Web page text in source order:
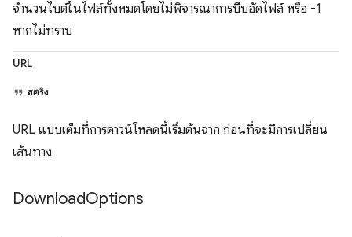
จำนวนไบต์ในไฟล์ทั้งหมดโดยไม่พิจารณาการบีบอัดไฟล์ หรือ -1
หากไม่ทราบ
URL
สตริง
URL แบบเต็มที่การดาวน์โหลดนี้เริ่มต้นจาก ก่อนที่จะมีการเปลี่ยน
เส้นทาง
DownloadOptions